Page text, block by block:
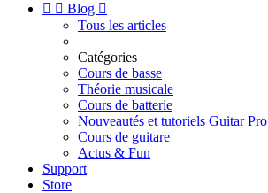
  Blog 
Tous les articles
Catégories
Cours de basse
Théorie musicale
Cours de batterie
Nouveautés et tutoriels Guitar Pro
Cours de guitare
Actus & Fun
Support
Store